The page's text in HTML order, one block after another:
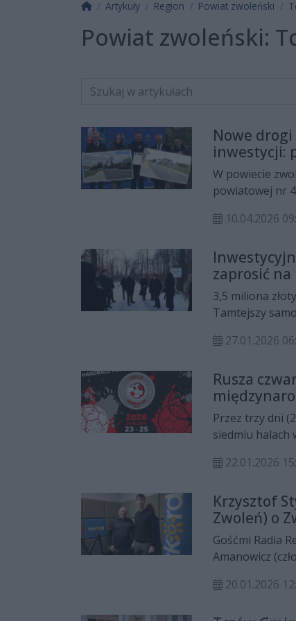
Strona główna
Artykuły Region Powiat zwoleński
Powiat zwoleński:
Nowe
inwestycji:
W powiecie
powiatowej nr
10.04.2026
zaprosić
3,5 miliona
Tamtejszy
czekali wiele lat.
27.01.2026
Rusza
młodziezy
Przez trzy dni
siedmiu halach
Cup.22.01.2026
Krzysztof
Zwoleń) o
Gośćmi Radia
Amanowicz
stycznia
20.01.2026